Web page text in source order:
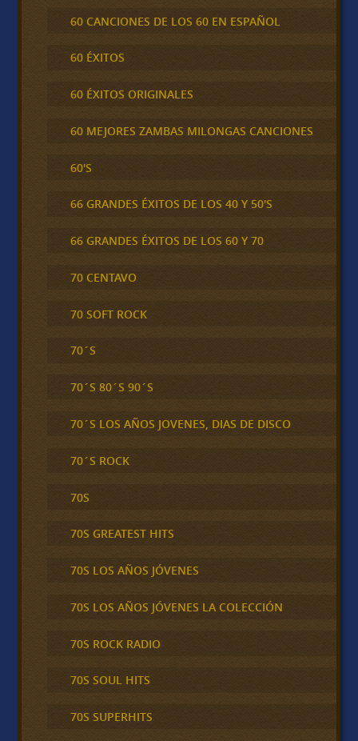
60 CANCIONES DE LOS 60 EN ESPAÑOL
60 ÉXITOS
60 ÉXITOS ORIGINALES
60 MEJORES ZAMBAS MILONGAS CANCIONES
60'S
66 GRANDES ÉXITOS DE LOS 40 Y 50'S
66 GRANDES ÉXITOS DE LOS 60 Y 70
70 CENTAVO
70 SOFT ROCK
70´S
70´S 80´S 90´S
70´S LOS AÑOS JOVENES, DIAS DE DISCO
70´S ROCK
70S
70S GREATEST HITS
70S LOS AÑOS JÓVENES
70S LOS AÑOS JÓVENES LA COLECCIÓN
70S ROCK RADIO
70S SOUL HITS
70S SUPERHITS